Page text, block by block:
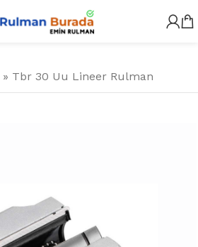
» Tbr 30 Uu Lineer Rulman